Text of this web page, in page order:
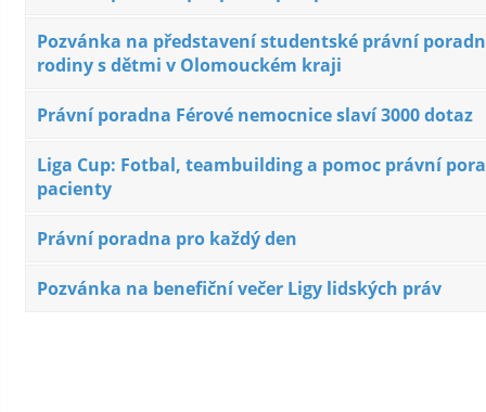
Pozvánka na představení studentské právní
rodiny s dětmi v Olomouckém kraji
Právní poradna Férové nemocnice slaví 3000 dotaz
Liga Cup: Fotbal, teambuilding a pomoc právní
pacienty
Právní poradna pro každý den
Pozvánka na benefiční večer Ligy lidských práv